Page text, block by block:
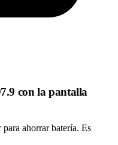
con la pantalla
ahorrar batería. Es